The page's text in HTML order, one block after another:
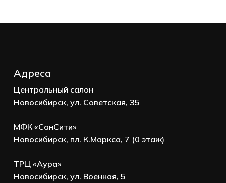
Адреса
Центральный салон
Новосибирск, ул. Советская, 35
МФК «СанСити»
Новосибирск, пл. К.Маркса, 7 (0 этаж)
ТРЦ «Аура»
Новосибирск, ул. Военная, 5